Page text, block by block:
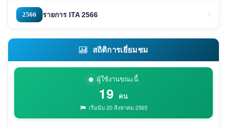
2566 รายการ ITA 2566
สถิติการเยี่ยมชม
ผู้ใช้งานขณะนี้
19 คน
เริ่มนับ 20 สิงหาคม 2565